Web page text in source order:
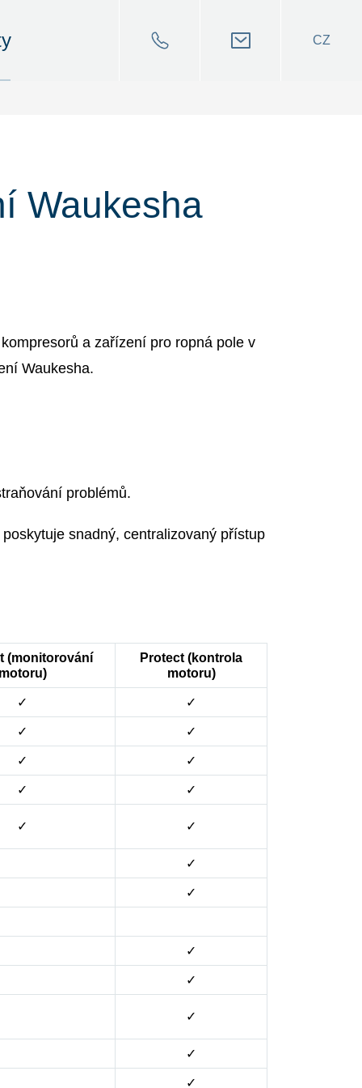
CZ
Waukesha
a zařízení pro ropná pole v
Waukesha.
problémů.
snadný, centralizovaný přístup
(monitorování
Protect (kontrola
motoru)
✓ ✓
✓ ✓
✓ ✓
✓ ✓
✓ ✓
✓
✓
✓
✓
✓
✓
✓